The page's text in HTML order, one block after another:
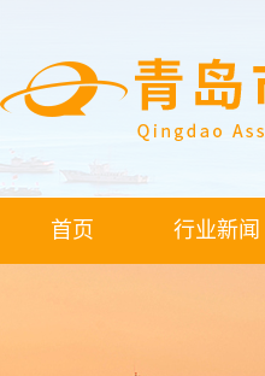
首页 行业新闻